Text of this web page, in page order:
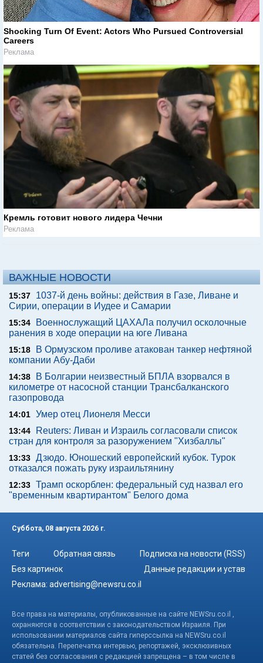
Shocking Turn Of Event: Actors Who Pursued Controversial
Careers
Реклама
Кремль готовит нового лидера Чечни
Реклама
ВАЖНЫЕ НОВОСТИ
15:37
1037-й день войны: действия в Газе, Ливане и
Сирии, операции в Иудее и Самарии
15:34
Военнослужащий ЦАХАЛа получил осколочные
ранения в ходе операции на юге Ливана
15:18
В Ормузском проливе атакован танкер нефтяной
компании Абу-Даби
14:38
В Болгарии неизвестный БПЛА взорвался в
километре от насосной станции Трансбалканского
газопровода
14:01 Умер отец Лионеля Месси
13:44
Reuters: Ливан и Израиль согласовали список
стран для контроля за разоружением "Хизбаллы"
13:33 Дзюдо. Юношеский европейский кубок. Турок
отказался пожать руку израильтянину
12:33 Трамп оскорблен: федеральный суд назвал его
"временным квартирантом" Белого дома
Суббота, 08 августа 2026 г.
Теги Обратная связь
Подписка на новости (RSS)
Без картинок
Данные редакции и устав
Реклама: advertising@newsru.co.il
Все права на материалы, опубликованные на сайте NEWSru.co.il ,
охраняются в соответствии с законодательством Израиля. При
использовании материалов сайта гиперссылка на NEWSru.co.il
обязательна. Перепечатка интервью, репортажей, эксклюзивных
статей без согласования с редакцией запрещена – в том числе в